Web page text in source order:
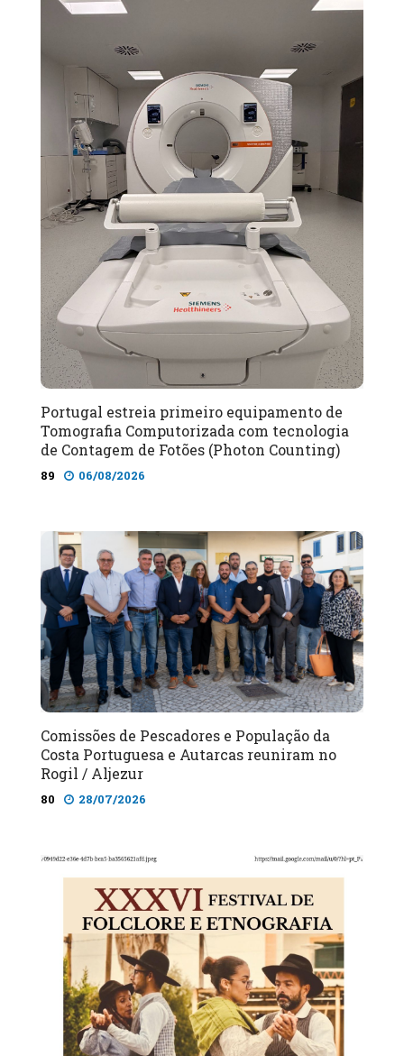
Portugal estreia primeiro equipamento de
Tomografia Computorizada com tecnologia
de Contagem de Fotões (Photon Counting)
89 06/08/2026
Comissões de Pescadores e População da
Costa Portuguesa e Autarcas reuniram no
Rogil / Aljezur
80 28/07/2026